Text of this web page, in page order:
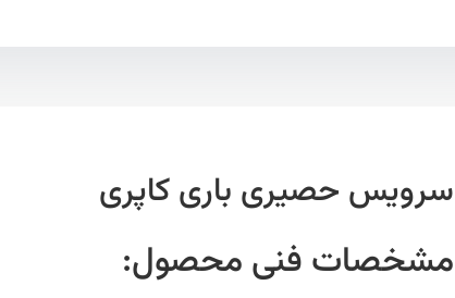
سرویس حصیری باری کاپری
مشخصات فنی محصول: